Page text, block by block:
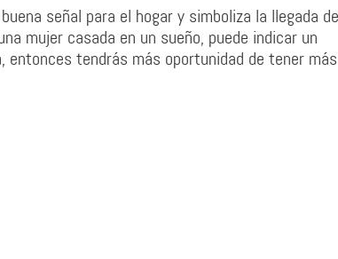
señal para el hogar y simboliza la llegada
mujer casada en un sueño, puede indicar un
tendrás más oportunidad de tener